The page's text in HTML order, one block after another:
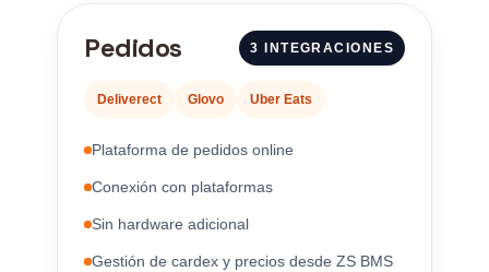
Pedidos 3 INTEGRACIONES
Deliverect Glovo Uber Eats
Plataforma de pedidos online
Conexión con plataformas
Sin hardware adicional
Gestión de cardex y precios desde ZS BMS